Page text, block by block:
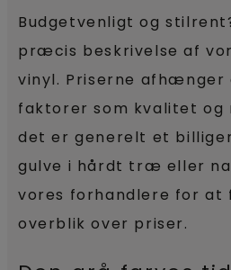
Budgetvenligt og
præcis beskrivelse af
vinyl. Priserne afhænger
faktorer som kvalitet og
det er generelt et
gulve i hårdt træ eller
vores forhandlere for at
overblik over priser.